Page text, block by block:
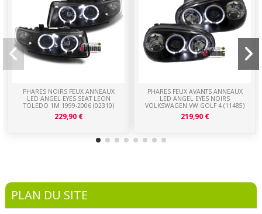
PHARES NOIRS FEUX ANNEAUX
LED ANGEL EYES SEAT LEON
TOLEDO 1M 1999-2006 (02310)
229,90 €
PHARES FEUX AVANTS ANNEAUX
LED ANGEL EYES NOIRS
VOLKSWAGEN VW GOLF 4 (11485)
219,90 €
PLAN DU SITE